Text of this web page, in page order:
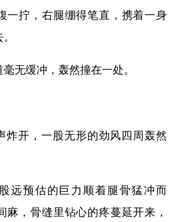
一拧，右腿绷得笔直，携着一身
无缓冲，轰然撞在一处。
炸开，一股无形的劲风四周轰然
远预估的巨力顺着腿骨猛冲而
麻，骨缝里钻心的疼蔓延开来，